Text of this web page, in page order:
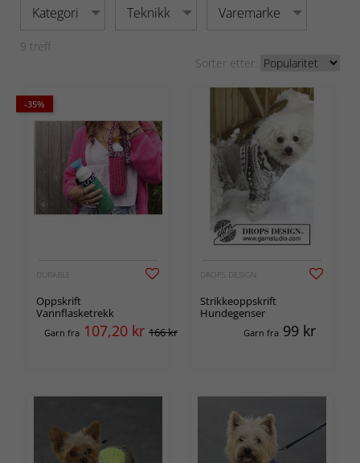
Kategori Teknikk Varemarke
9 treff
Sorter etter:
-35%
DURABLE
Oppskrift
Vannflasketrekk
Garn fra 107,20 kr 166 kr
DROPS DESIGN
Strikkeoppskrift
Hundegenser
Garn fra 99 kr